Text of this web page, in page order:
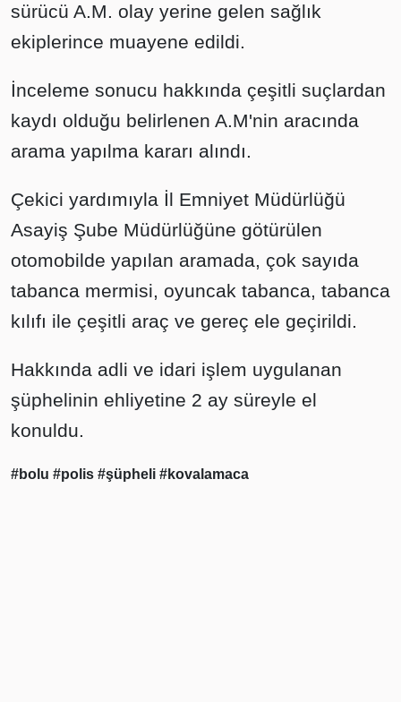
sürücü A.M. olay yerine gelen sağlık
ekiplerince muayene edildi.
İnceleme sonucu hakkında çeşitli suçlardan
kaydı olduğu belirlenen A.M'nin aracında
arama yapılma kararı alındı.
Çekici yardımıyla İl Emniyet Müdürlüğü
Asayiş Şube Müdürlüğüne götürülen
otomobilde yapılan aramada, çok sayıda
tabanca mermisi, oyuncak tabanca, tabanca
kılıfı ile çeşitli araç ve gereç ele geçirildi.
Hakkında adli ve idari işlem uygulanan
şüphelinin ehliyetine 2 ay süreyle el
konuldu.
#bolu #polis #şüpheli #kovalamaca